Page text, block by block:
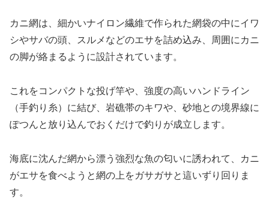
カニ網は、細かいナイロン繊維で作られた網袋の中にイワ
シやサバの頭、スルメなどのエサを詰め込み、周囲にカニ
の脚が絡まるように設計されています。
これをコンパクトな投げ竿や、強度の高いハンドライン
（手釣り糸）に結び、岩礁帯のキワや、砂地との境界線に
ぽつんと放り込んでおくだけで釣りが成立します。
海底に沈んだ網から漂う強烈な魚の匂いに誘われて、カニ
がエサを食べようと網の上をガサガサと這いずり回りま
す。